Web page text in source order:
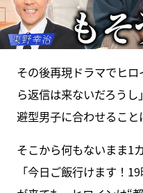
その後再現ドラマでヒ
ら返信は来ないだろう
避型男子に合わせること
そこから何もないまま1
「今日ご飯行けます！